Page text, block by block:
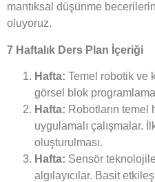
mantıksal düşünme
oluyoruz.
7 Haftalık Ders Plan İçeriği
Hafta: Temel robotik ve
görsel blok
Hafta: Robotların
uygulamalı çalışmalar.
oluşturulması.
Hafta: Sensör
algılayıcılar. Basit